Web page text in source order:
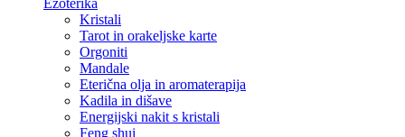
Ezoterika
Kristali
Tarot in orakeljske karte
Orgoniti
Mandale
Eterična olja in aromaterapija
Kadila in dišave
Energijski nakit s kristali
Feng shui